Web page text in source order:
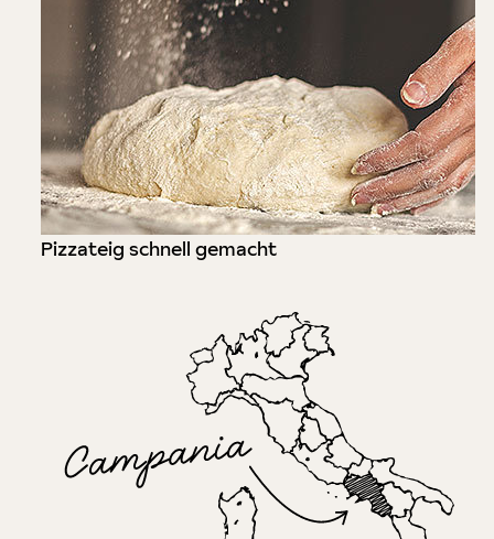
Pizzateig schnell gemacht